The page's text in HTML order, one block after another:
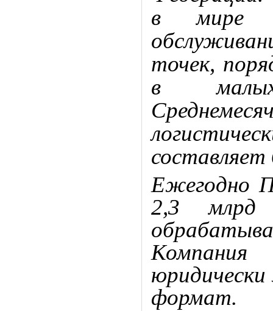
в мире
точек,
в малых
Ежегодно
2,3 млрд
юридически
формат.